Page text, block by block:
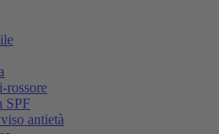
rossore
SPF
antietà